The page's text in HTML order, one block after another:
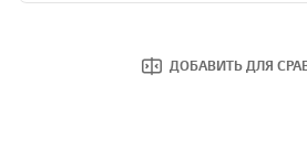
ДОБАВИТЬ ДЛЯ